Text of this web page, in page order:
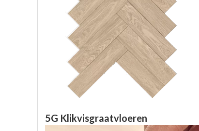
5G Klikvisgraatvloeren